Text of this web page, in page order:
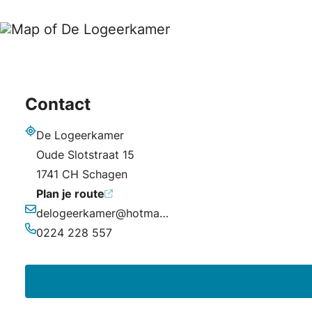
Contact
De Logeerkamer
Oude Slotstraat 15
1741 CH Schagen
Plan je route
E-mailadres
delogeerkamer@hotmail.com
0224 228 557